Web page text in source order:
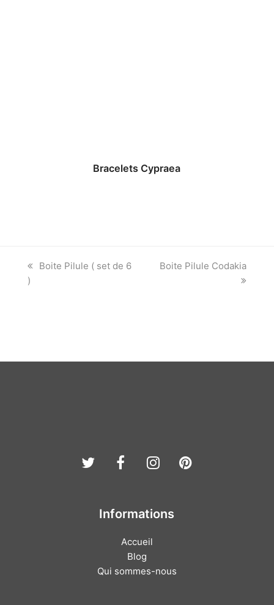
Bracelets Cypraea
previous
Boite Pilule ( set de 6
)
next
Boite Pilule Codakia
TwitterFacebook
Instagram
Pinterest
Informations
Accueil
Blog
Qui sommes-nous